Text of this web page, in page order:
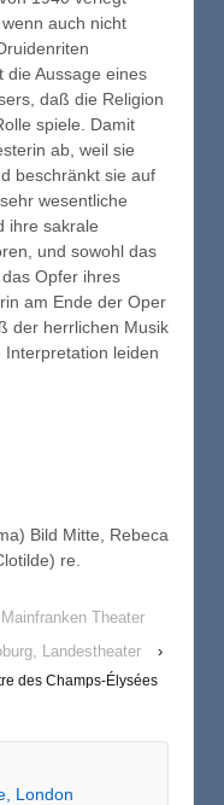
auch nicht
die Aussage eines
daß die Religion
spiele. Damit
ab, weil sie
beschränkt sie auf
wesentliche
ihre sakrale
und sowohl das
Opfer ihres
am Ende der Oper
der herrlichen Musik
Interpretation leiden
Bild Mitte, Rebeca
re.
Theater
Landestheater
›
des Champs-Élysées
London